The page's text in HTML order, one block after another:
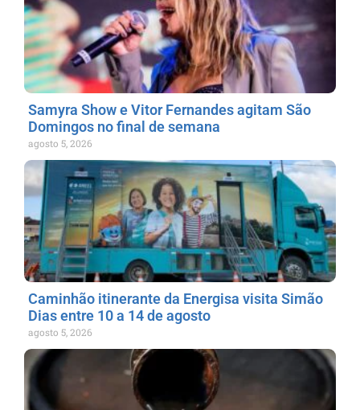
Samyra Show e Vitor Fernandes agitam São
Domingos no final de semana
agosto 5, 2026
Caminhão itinerante da Energisa visita Simão
Dias entre 10 a 14 de agosto
agosto 5, 2026